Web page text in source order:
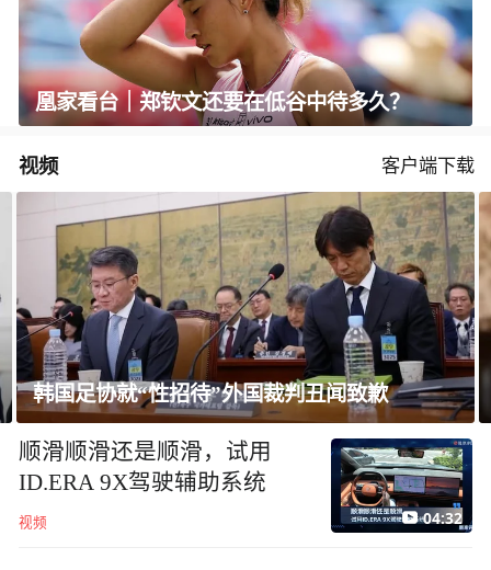
凰家看台｜郑钦文还要在低谷中待多久？
视频 客户端下载
韩国足协就“性招待”外国裁判丑闻致歉
顺滑顺滑还是顺滑，试用
ID.ERA 9X驾驶辅助系统
视频 04:32